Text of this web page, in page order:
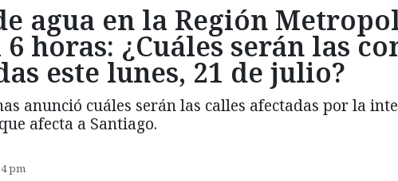
agua en la Región
horas: ¿Cuáles serán las
este lunes, 21 de julio?
anunció cuáles serán las calles afectadas por la
afecta a Santiago.
pm